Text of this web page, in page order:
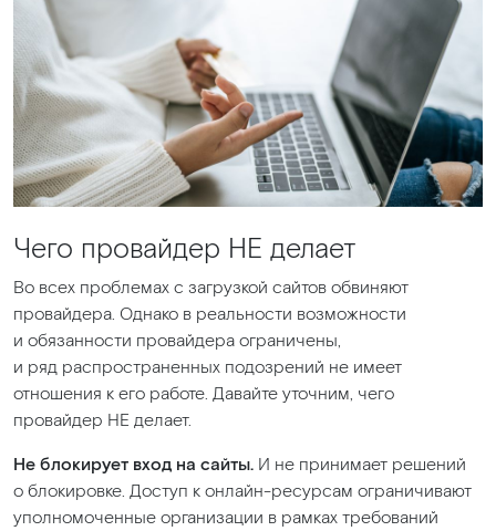
Чего провайдер НЕ делает
Во всех проблемах с загрузкой сайтов обвиняют
провайдера. Однако в реальности возможности
и обязанности провайдера ограничены,
и ряд распространенных подозрений не имеет
отношения к его работе. Давайте уточним, чего
провайдер НЕ делает.
Не блокирует вход на сайты. И не принимает решений
о блокировке. Доступ к онлайн-ресурсам ограничивают
уполномоченные организации в рамках требований